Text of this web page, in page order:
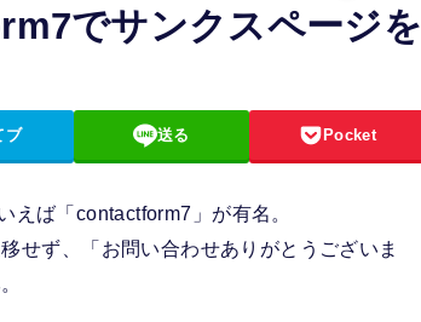
でサンクスページを
ブ 送る Pocket
ば「contactform7」が有名。
せず、「お問い合わせありがとうございま